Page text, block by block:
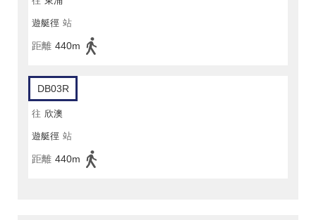
遊艇徑 站
距離 440m
DB03R
往 欣澳
遊艇徑 站
距離 440m